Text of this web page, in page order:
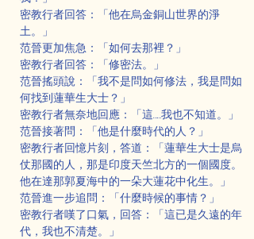
密教行者回答：「他在烏金銅山世界的淨
土。」
范晉更加焦急：「如何去那裡？」
密教行者回答：「修密法。」
范晉搖頭說：「我不是問如何修法，我是問如
何找到蓮華生大士？」
密教行者無奈地回應：「這……我也不知道。」
范晉接著問：「他是什麼時代的人？」
密教行者回憶片刻，答道：「蓮華生大士是烏
仗那國的人，那是印度天竺北方的一個國度。
他在達那郭夏海中的一朵大蓮花中化生。」
范晉進一步追問：「什麼時候的事情？」
密教行者嘆了口氣，回答：「這已是久遠的年
代，我也不清楚。」